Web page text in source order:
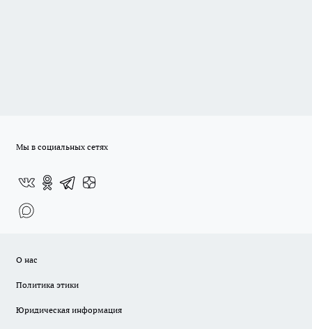
Мы в социальных сетях
О нас
Политика этики
Юридическая информация